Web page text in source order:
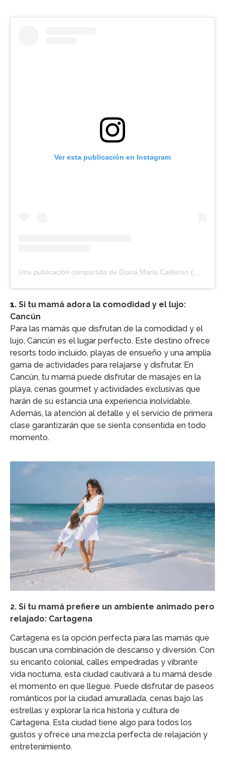
Ver esta publicación en Instagram
Una publicación compartida de Diana Maria Calderon (@dmctravelsco)
1. Si tu mamá adora la comodidad y el lujo:
Cancún
Para las mamás que disfrutan de la comodidad y el
lujo, Cancún es el lugar perfecto. Este destino ofrece
resorts todo incluido, playas de ensueño y una amplia
gama de actividades para relajarse y disfrutar. En
Cancún, tu mamá puede disfrutar de masajes en la
playa, cenas gourmet y actividades exclusivas que
harán de su estancia una experiencia inolvidable.
Además, la atención al detalle y el servicio de primera
clase garantizarán que se sienta consentida en todo
momento.
2. Si tu mamá prefiere un ambiente animado pero
relajado: Cartagena
Cartagena es la opción perfecta para las mamás que
buscan una combinación de descanso y diversión. Con
su encanto colonial, calles empedradas y vibrante
vida nocturna, esta ciudad cautivará a tu mamá desde
el momento en que llegue. Puede disfrutar de paseos
románticos por la ciudad amurallada, cenas bajo las
estrellas y explorar la rica historia y cultura de
Cartagena. Esta ciudad tiene algo para todos los
gustos y ofrece una mezcla perfecta de relajación y
entretenimiento.